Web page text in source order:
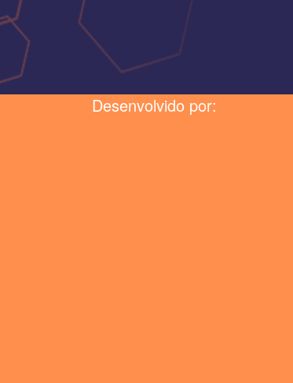
Desenvolvido por: